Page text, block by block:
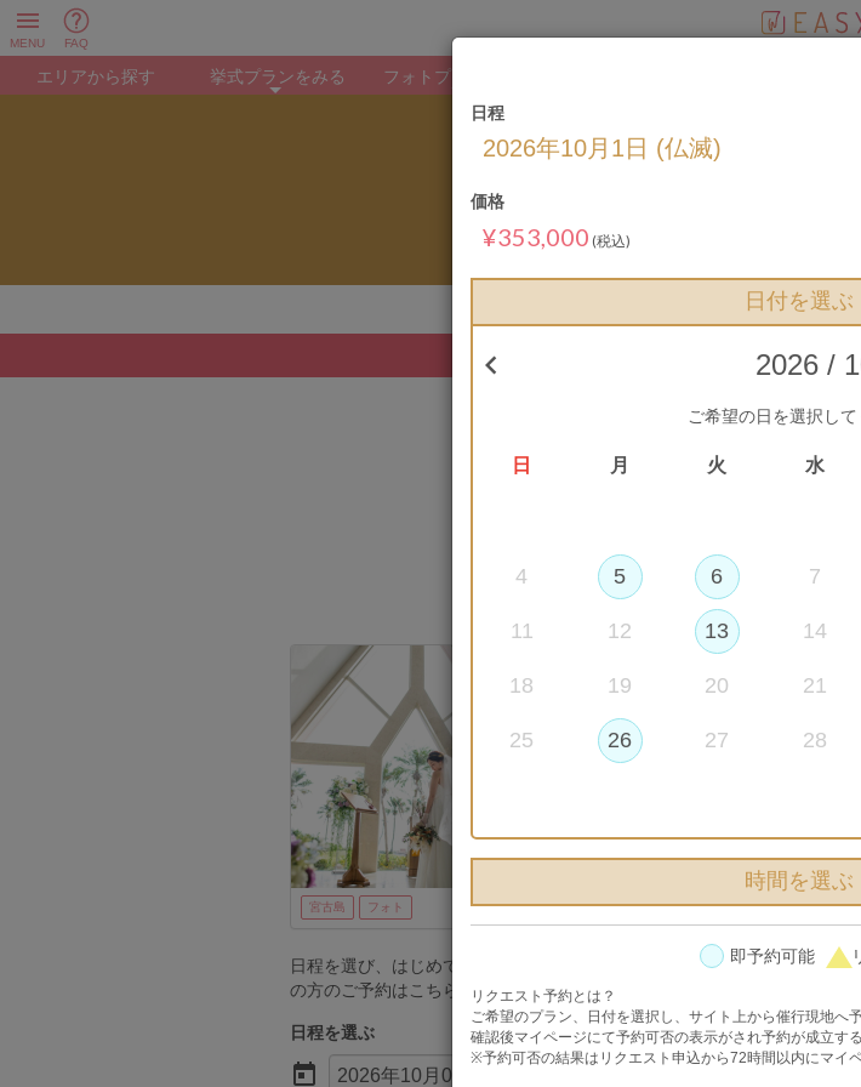
MENU FAQ
エリアから探す
挙式プランをみる
フォトプランをみる
▶ モルディブ
▶ オーストラリア
▶ ヨーロッパ
まだお申込みは確定し
〔2026.10-12月対象〕【LA-VIE
マリンガーデンフォトプラン(平
宮古島 フォト
日程を選び、はじめての方は「アカウント登録してプランを予約する」
の方のご予約はこちら」ボタンを押してください。
日程を選ぶ
 2026年10月01日 00時00分
日程
2026年10月1日 (仏滅)
価格
¥353,000 (税込)
日付を選ぶ
 2026 /
ご希望の日を選択して
日 月 火 水
4 5 6 7
11 12 13 14
18 19 20 21
25 26 27 28
時間を選ぶ
即予約可能
リクエスト予約とは？
ご希望のプラン、日付を選択し、サイト上から催行現地へ
確認後マイページにて予約可否の表示がされ予約が成立する
※予約可否の結果はリクエスト申込から72時間以内にマイ